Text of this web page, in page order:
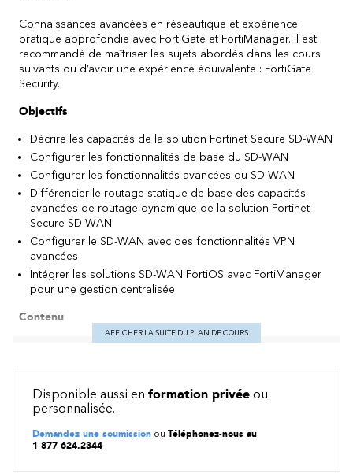
Connaissances avancées en réseautique et expérience
pratique approfondie avec FortiGate et FortiManager. Il est
recommandé de maîtriser les sujets abordés dans les cours
suivants ou d’avoir une expérience équivalente : FortiGate
Security.
Objectifs
Décrire les capacités de la solution Fortinet Secure SD-WAN
Configurer les fonctionnalités de base du SD-WAN
Configurer les fonctionnalités avancées du SD-WAN
Différencier le routage statique de base des capacités
avancées de routage dynamique de la solution Fortinet
Secure SD-WAN
Configurer le SD-WAN avec des fonctionnalités VPN
avancées
Intégrer les solutions SD-WAN FortiOS avec FortiManager
pour une gestion centralisée
Contenu
Exigences du système – Si vous suivez ce cours en ligne, vous
Un navigateur Web à jour
Un lecteur PDF
L’un des éléments suivants :
Prise en charge de HTML 5 ou
AFFICHER LA SUITE DU PLAN DE COURS
Disponible aussi en formation privée ou
personnalisée.
Demandez une soumission ou Téléphonez-nous au
1 877 624.2344